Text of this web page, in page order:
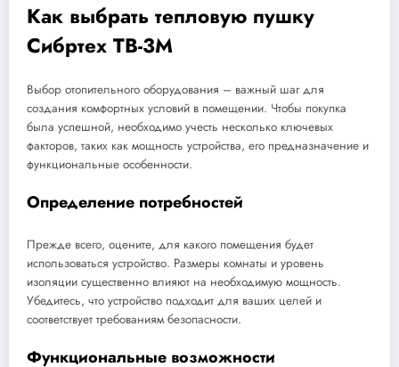
Как выбрать тепловую пушку
Сибртех ТВ-3М
Выбор отопительного оборудования – важный шаг для
создания комфортных условий в помещении. Чтобы покупка
была успешной, необходимо учесть несколько ключевых
факторов, таких как мощность устройства, его предназначение и
функциональные особенности.
Определение потребностей
Прежде всего, оцените, для какого помещения будет
использоваться устройство. Размеры комнаты и уровень
изоляции существенно влияют на необходимую мощность.
Убедитесь, что устройство подходит для ваших целей и
соответствует требованиям безопасности.
Функциональные возможности